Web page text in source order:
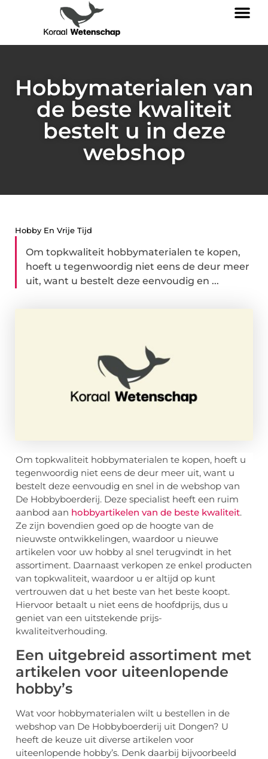
Hobbymaterialen van
de beste kwaliteit
bestelt u in deze
webshop
Hobby En Vrije Tijd
Om topkwaliteit hobbymaterialen te kopen,
hoeft u tegenwoordig niet eens de deur meer
uit, want u bestelt deze eenvoudig en ...
Om topkwaliteit hobbymaterialen te kopen, hoeft u
tegenwoordig niet eens de deur meer uit, want u
bestelt deze eenvoudig en snel in de webshop van
De Hobbyboerderij. Deze specialist heeft een ruim
aanbod aan hobbyartikelen van de beste kwaliteit.
Ze zijn bovendien goed op de hoogte van de
nieuwste ontwikkelingen, waardoor u nieuwe
artikelen voor uw hobby al snel terugvindt in het
assortiment. Daarnaast verkopen ze enkel producten
van topkwaliteit, waardoor u er altijd op kunt
vertrouwen dat u het beste van het beste koopt.
Hiervoor betaalt u niet eens de hoofdprijs, dus u
geniet van een uitstekende prijs-
kwaliteitverhouding.
Een uitgebreid assortiment met
artikelen voor uiteenlopende
hobby’s
Wat voor hobbymaterialen wilt u bestellen in de
webshop van De Hobbyboerderij uit Dongen? U
heeft de keuze uit diverse artikelen voor
uiteenlopende hobby’s. Denk daarbij bijvoorbeeld